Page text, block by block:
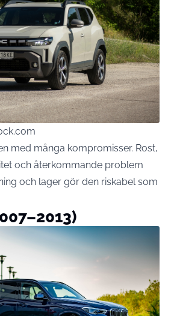
med många kompromisser. Rost,
och återkommande problem
och lager gör den riskabel som